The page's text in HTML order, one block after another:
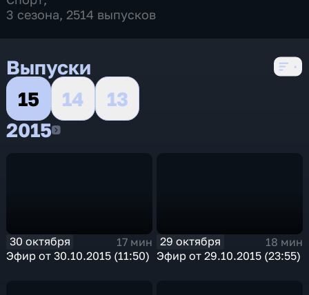
3 сезона, 2514 выпусков
Выпуски
15
14
13
20152015
30 октября
17 мин
Эфир от 30.10.2015 (11:50)
29 октября
18 мин
Эфир от 29.10.2015 (23:55)